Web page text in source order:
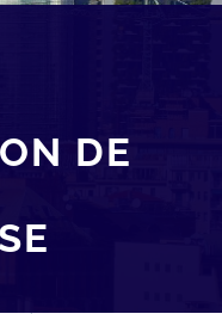
DE